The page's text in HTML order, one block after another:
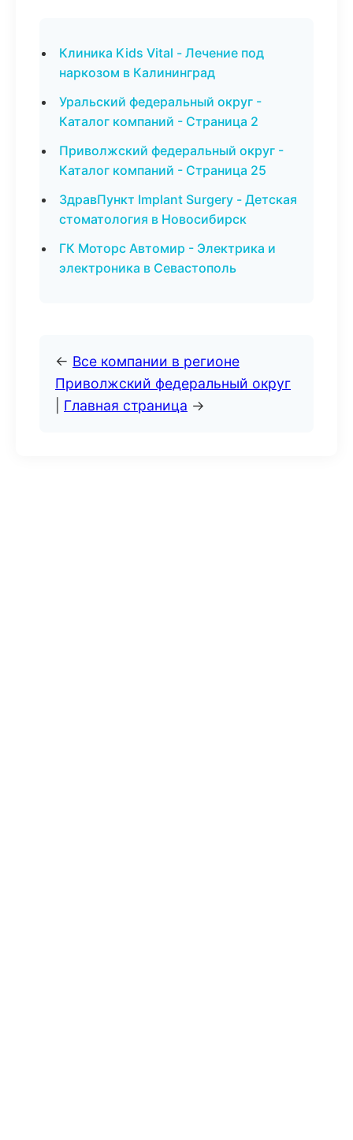
Клиника Kids Vital - Лечение под
наркозом в Калининград
Уральский федеральный округ -
Каталог компаний - Страница 2
Приволжский федеральный округ -
Каталог компаний - Страница 25
ЗдравПункт Implant Surgery - Детская
стоматология в Новосибирск
ГК Моторс Автомир - Электрика и
электроника в Севастополь
← Все компании в регионе
Приволжский федеральный округ
Главная страница →